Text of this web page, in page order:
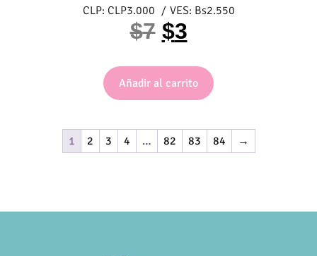
CLP: CLP3.000 / VES: Bs2.550
$7 $3
Añadir al carrito
1 2 3 4 … 82 83 84 →